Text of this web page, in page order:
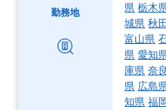
勤務地
県 栃木
城県 秋
富山県
県 愛知
庫県 奈
県 広島
知県 福